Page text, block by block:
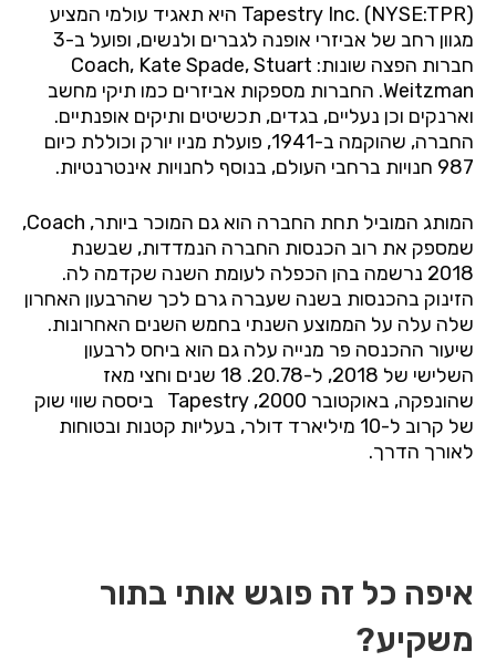
Tapestry Inc. (NYSE:TPR) היא תאגיד עולמי המציע
מגוון רחב של אביזרי אופנה לגברים ולנשים, ופועל ב-3
חברות הפצה שונות: Coach, Kate Spade, Stuart
Weitzman. החברות מספקות אביזרים כמו תיקי מחשב
וארנקים וכן נעליים, בגדים, תכשיטים ותיקים אופנתיים.
החברה, שהוקמה ב-1941, פועלת מניו יורק וכוללת כיום
987 חנויות ברחבי העולם, בנוסף לחנויות אינטרנטיות.
המותג המוביל תחת החברה הוא גם המוכר ביותר, Coach,
שמספק את רוב הכנסות החברה הנמדדות, שבשנת
2018 נרשמה בהן הכפלה לעומת השנה שקדמה לה.
הזינוק בהכנסות בשנה שעברה גרם לכך שהרבעון האחרון
שלה עלה על הממוצע השנתי בחמש השנים האחרונות.
שיעור ההכנסה פר מנייה עלה גם הוא ביחס לרבעון
השלישי של 2018, ל-20.78. 18 שנים וחצי מאז
שהונפקה, באוקטובר 2000, Tapestry ביססה שווי שוק
של קרוב ל-10 מיליארד דולר, בעליות קטנות ובטוחות
לאורך הדרך.
איפה כל זה פוגש אותי בתור
משקיע?